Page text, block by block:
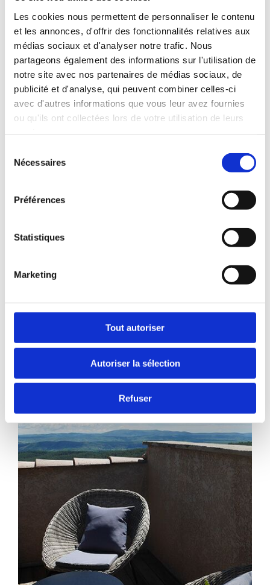
Les cookies nous permettent de personnaliser le contenu
et les annonces, d'offrir des fonctionnalités relatives aux
médias sociaux et d'analyser notre trafic. Nous
partageons également des informations sur l'utilisation de
notre site avec nos partenaires de médias sociaux, de
publicité et d'analyse, qui peuvent combiner celles-ci
avec d'autres informations que vous leur avez fournies
ou qu'ils ont collectées lors de votre utilisation de leurs
Nécessaires
Préférences
Statistiques
Marketing
Tout autoriser
Autoriser la sélection
Refuser
Gorges de l’Ardèche, venez découvrir l’
Auberge de
la Tour de Brison
Petit ougîtes,
restaurant panoramique
, vous trouverez les
Bain dans la piscine à débordement, relaxation
septembre à mai), balade en forêt, déjeuner en
cabane en bois?
En famille, entre amis ou en amoureux, Claude et
Pascale vous accueillent en toute simplicité à
Sanilhac.